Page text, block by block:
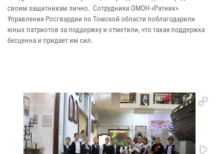
своим защитникам лично. Сотрудники ОМОН «Ратник»
Управления Росгвардии по Томской области поблагодарили
юных патриотов за поддержку и отметили, что такая поддержка
бесценна и придает им сил.